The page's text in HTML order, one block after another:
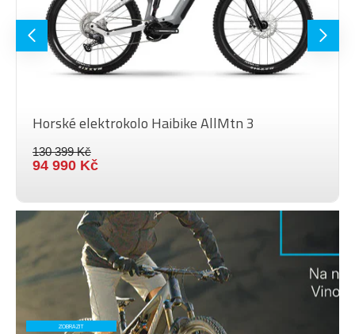
Barva
Black
Horské elektrokolo Haibike AllMtn 3
130 399 Kč
94 990 Kč
ZOBRAZIT